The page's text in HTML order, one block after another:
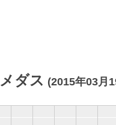
ダス (2015年03月